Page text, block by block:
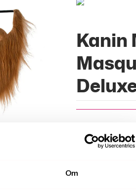
Om
Kanin